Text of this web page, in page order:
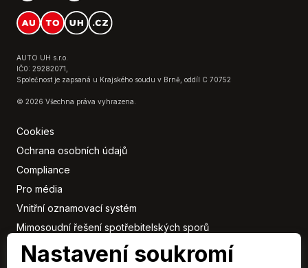
AUTO UH s.r.o.
IČ0: 29282071,
Společnost je zapsaná u Krajského soudu v Brně, oddíl C 70752
© 2026 Všechna práva vyhrazena.
Cookies
Ochrana osobních údajů
Compliance
Pro média
Vnitřní oznamovací systém
Mimosoudní řešení spotřebitelských sporů
Sbírka listin
Nastavení soukromí